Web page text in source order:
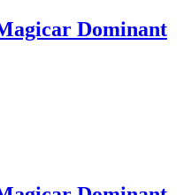
Dominant